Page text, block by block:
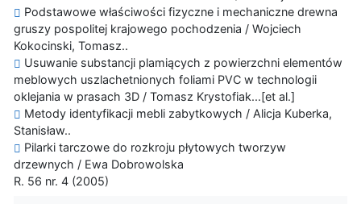
Podstawowe właściwości fizyczne i mechaniczne drewna
gruszy pospolitej krajowego pochodzenia / Wojciech
Kokocinski, Tomasz..
Usuwanie substancji plamiących z powierzchni elementów
meblowych uszlachetnionych foliami PVC w technologii
oklejania w prasach 3D / Tomasz Krystofiak...[et al.]
Metody identyfikacji mebli zabytkowych / Alicja Kuberka,
Stanisław..
Pilarki tarczowe do rozkroju płytowych tworzyw
drzewnych / Ewa Dobrowolska
R. 56 nr. 4 (2005)